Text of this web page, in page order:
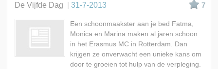
De Vijfde Dag 31-7-2013 7
Een schoonmaakster aan je bed Fatma,
Monica en Marina maken al jaren schoon
in het Erasmus MC in Rotterdam. Dan
krijgen ze onverwacht een unieke kans om
door te groeien tot hulp van de verpleging.